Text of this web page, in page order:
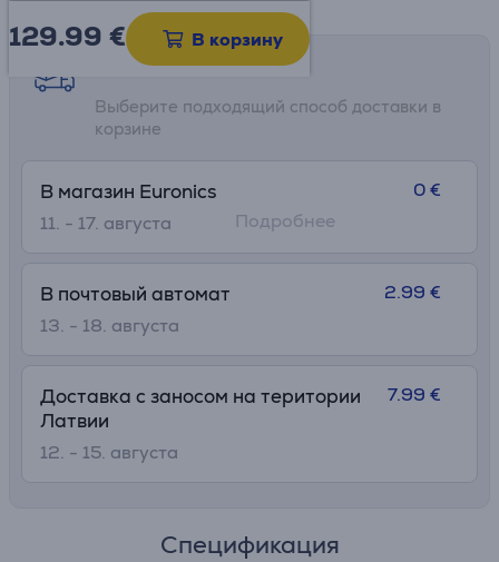
129.99 € В корзину
Возможности доставки
Выберите подходящий способ доставки в
корзине
В магазин Euronics
11. - 17. августа
0 €
Подробнее
В почтовый автомат
13. - 18. августа
2.99 €
Доставка с заносом на територии
Латвии
12. - 15. августа
7.99 €
Спецификация